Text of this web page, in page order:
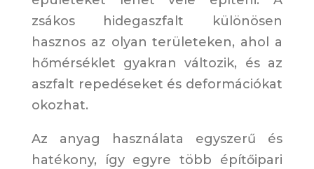
zsákos hidegaszfalt különösen
hasznos az olyan területeken, ahol a
hőmérséklet gyakran változik, és az
aszfalt repedéseket és deformációkat
okozhat.
Az anyag használata egyszerű és
hatékony, így egyre több építőipari